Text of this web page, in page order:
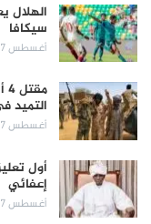
الهلال
سيكافا
أغسطس 7, 2026
أغسطس 7, 2026
أول
إعفائي
أغسطس 7, 2026